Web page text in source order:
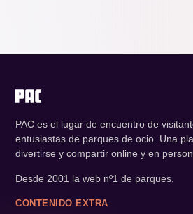
PAC es el lugar de encuentro de
entusiastas de parques de ocio. Una
divertirse y compartir online y en
Desde 2001 la web nº1 de parques.
CONTENIDO EXTRA